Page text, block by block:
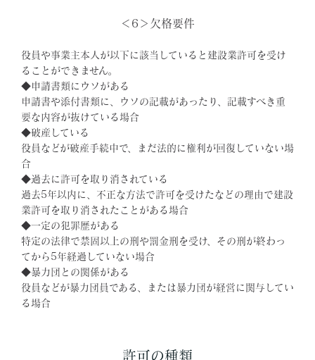
＜6＞欠格要件
役員や事業主本人が以下に該当していると建設業許可を受け
ることができません。
◆申請書類にウソがある
申請書や添付書類に、ウソの記載があったり、記載すべき重
要な内容が抜けている場合
◆破産している
役員などが破産手続中で、まだ法的に権利が回復していない場
合
◆過去に許可を取り消されている
過去5年以内に、不正な方法で許可を受けたなどの理由で建設
業許可を取り消されたことがある場合
◆一定の犯罪歴がある
特定の法律で禁固以上の刑や罰金刑を受け、その刑が終わっ
てから5年経過していない場合
◆暴力団との関係がある
役員などが暴力団員である、または暴力団が経営に関与してい
る場合
許可の種類